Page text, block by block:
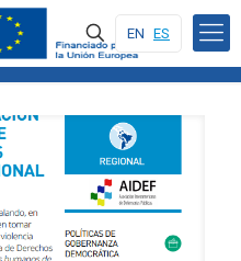
EN ES